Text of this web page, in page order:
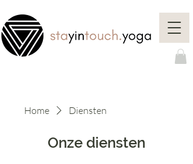
Home Diensten
Onze diensten